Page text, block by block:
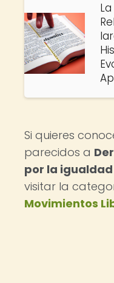
Si quieres
parecidos a
por la
visitar la
Movimientos